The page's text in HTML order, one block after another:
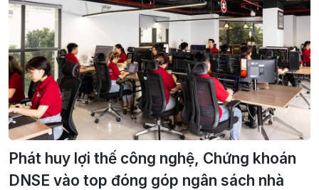
Phát huy lợi thế công nghệ, Chứng khoán
DNSE vào top đóng góp ngân sách nhà